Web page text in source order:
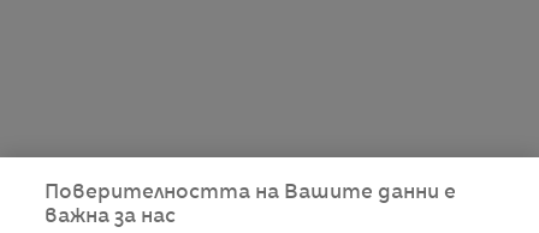
Поверителността на Вашите данни е
важна за нас